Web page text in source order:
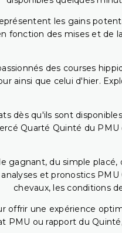
les gains
fonction des mises et de
des courses
ainsi que celui d'hier.
dès qu'ils sont
Quarté Quinté du
gagnant, du simple
et pronostics
chevaux, les conditions
offrir une expérience
PMU ou rapport du